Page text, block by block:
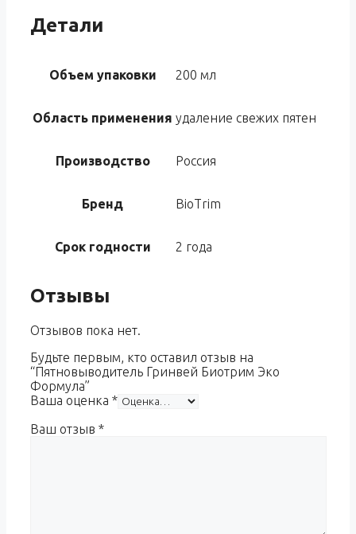
Детали
Объем упаковки 200 мл
Область применения удаление свежих пятен
Производство Россия
Бренд BioTrim
Срок годности 2 года
Отзывы
Отзывов пока нет.
Будьте первым, кто оставил отзыв на
“Пятновыводитель Гринвей Биотрим Эко
Формула”
Ваша оценка *
Ваш отзыв *